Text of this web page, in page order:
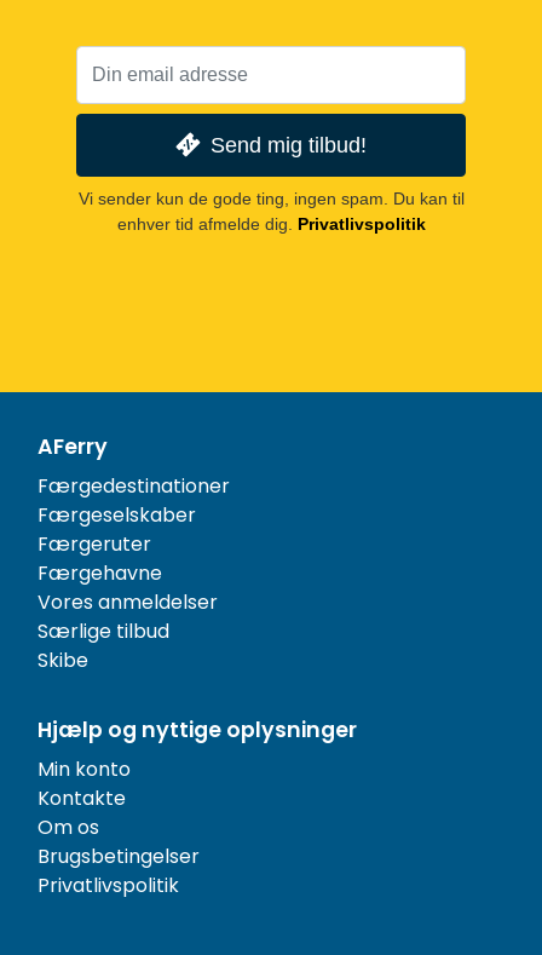
Send mig tilbud!
Vi sender kun de gode ting, ingen spam. Du kan til
enhver tid afmelde dig.
Privatlivspolitik
AFerry
Færgedestinationer
Færgeselskaber
Færgeruter
Færgehavne
Vores anmeldelser
Særlige tilbud
Skibe
Hjælp og nyttige oplysninger
Min konto
Kontakte
Om os
Brugsbetingelser
Privatlivspolitik